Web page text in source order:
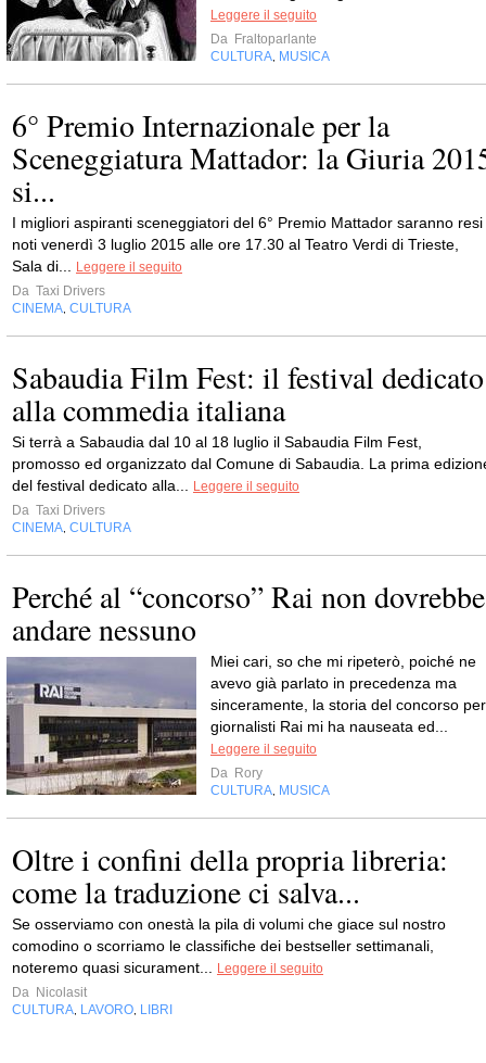
Leggere il seguito
Da Fraltoparlante
CULTURA MUSICA
6° Premio Internazionale per la
Sceneggiatura Mattador: la Giuria
si...
I migliori aspiranti sceneggiatori del 6° Premio Mattador saranno resi
noti venerdì 3 luglio 2015 alle ore 17.30 al Teatro Verdi di Trieste,
Sala di...
Leggere il seguito
Da Taxi Drivers
CINEMA CULTURA
Sabaudia Film Fest: il festival dedicato
alla commedia italiana
Si terrà a Sabaudia dal 10 al 18 luglio il Sabaudia Film Fest,
promosso ed organizzato dal Comune di Sabaudia. La prima
del festival dedicato alla...
Leggere il seguito
Da Taxi Drivers
CINEMA CULTURA
Perché al “concorso” Rai non dovrebbe
andare nessuno
Miei cari, so che mi ripeterò, poiché ne
avevo già parlato in precedenza ma
sinceramente, la storia del concorso per
giornalisti Rai mi ha nauseata ed...
Leggere il seguito
Da Rory
CULTURA MUSICA
Oltre i confini della propria libreria:
come la traduzione ci salva...
Se osserviamo con onestà la pila di volumi che giace sul nostro
comodino o scorriamo le classifiche dei bestseller settimanali,
noteremo quasi sicurament...
Leggere il seguito
Da Nicolasit
CULTURA LAVORO LIBRI